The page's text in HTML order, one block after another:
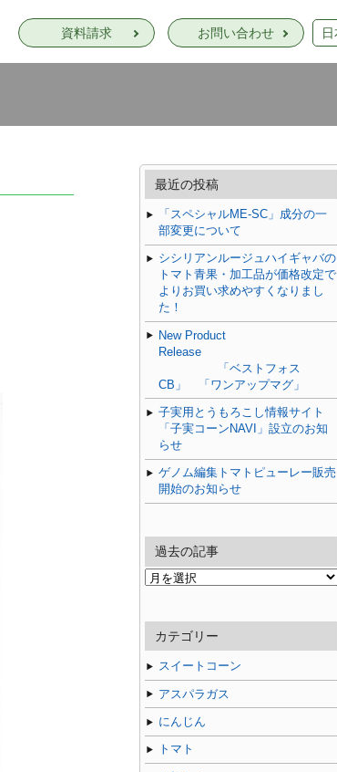
資料請求 お問い合わせ
最近の投稿
「スペシャルME-SC」成分の一
部変更について
シシリアンルージュハイギャバの
トマト青果・加工品が価格改定で
よりお買い求めやすくなりまし
た！
New Product
Release
「ベストフォス
CB」 「ワンアップマグ」
子実用とうもろこし情報サイト
「子実コーンNAVI」設立のお知
らせ
ゲノム編集トマトピューレー販売
開始のお知らせ
過去の記事
過
記
事
カテゴリー
スイートコーン
アスパラガス
にんじん
トマト